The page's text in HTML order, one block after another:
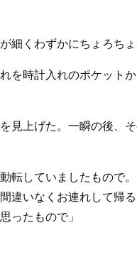
くわずかにちょろち
を時計入れのポケット
見上げた。一瞬の後、
転していましたもので
違いなくお連れして帰
ったもので」